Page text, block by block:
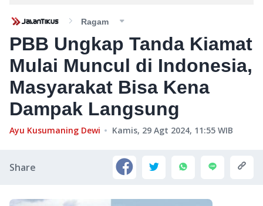
Ragam
PBB Ungkap Tanda Kiamat
Mulai Muncul di Indonesia,
Masyarakat Bisa Kena
Dampak Langsung
Ayu Kusumaning Dewi Kamis, 29 Agt 2024, 11:55 WIB
Share